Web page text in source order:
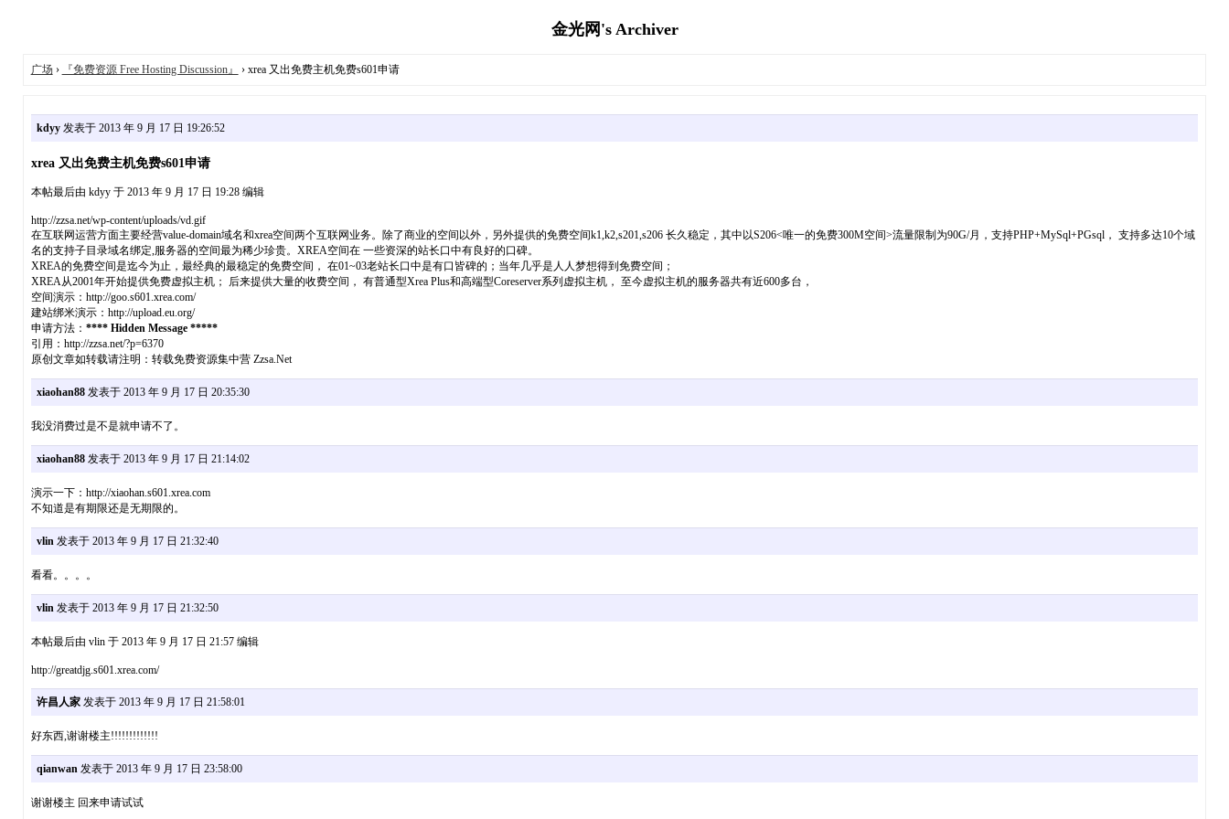
金光网's Archiver
广场 › 『免费资源 Free Hosting Discussion』 › xrea 又出免费主机免费s601申请
kdyy发表于 2013 年 9 月 17 日 19:26:52
xrea 又出免费主机免费s601申请
本帖最后由 kdyy 于 2013 年 9 月 17 日 19:28 编辑
http://zzsa.net/wp-content/uploads/vd.gif
在互联网运营方面主要经营value-domain域名和xrea空间两个互联网业务。除了商业的空间以外，另外提供的免费空间k1,k2,s201,s206 长久稳定，其中以S206<唯一的免费300M空间>流量限制为90G/月，支持PHP+MySql+PGsql， 支持多达10个域
名的支持子目录域名绑定,服务器的空间最为稀少珍贵。XREA空间在 一些资深的站长口中有良好的口碑。
XREA的免费空间是迄今为止，最经典的最稳定的免费空间， 在01~03老站长口中是有口皆碑的；当年几乎是人人梦想得到免费空间；
XREA从2001年开始提供免费虚拟主机； 后来提供大量的收费空间， 有普通型Xrea Plus和高端型Coreserver系列虚拟主机， 至今虚拟主机的服务器共有近600多台，
空间演示：http://goo.s601.xrea.com/
建站绑米演示：http://upload.eu.org/
申请方法： **** Hidden Message *****
引用：http://zzsa.net/?p=6370
原创文章如转载请注明：转载免费资源集中营 Zzsa.Net
xiaohan88发表于 2013 年 9 月 17 日 20:35:30
我没消费过是不是就申请不了。
xiaohan88发表于 2013 年 9 月 17 日 21:14:02
演示一下：http://xiaohan.s601.xrea.com
不知道是有期限还是无期限的。
vlin发表于 2013 年 9 月 17 日 21:32:40
看看。。。。
vlin发表于 2013 年 9 月 17 日 21:32:50
本帖最后由 vlin 于 2013 年 9 月 17 日 21:57 编辑
http://greatdjg.s601.xrea.com/
许昌人家发表于 2013 年 9 月 17 日 21:58:01
好东西,谢谢楼主!!!!!!!!!!!!!
qianwan发表于 2013 年 9 月 17 日 23:58:00
谢谢楼主 回来申请试试